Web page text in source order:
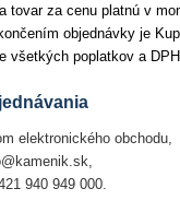
tovar za cenu platnú v
objednávky je
všetkých poplatkov a DPH.
elektronického obchodu,
940 949 000.